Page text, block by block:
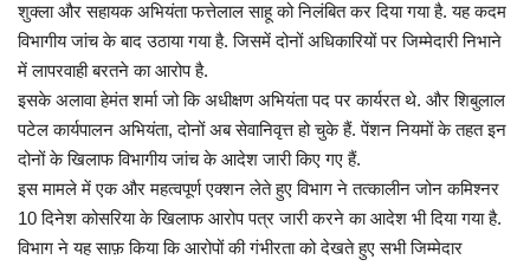
शुक्ला और सहायक अभियंता फत्तेलाल साहू को निलंबित कर दिया गया है. यह कदम
विभागीय जांच के बाद उठाया गया है. जिसमें दोनों अधिकारियों पर जिम्मेदारी निभाने
में लापरवाही बरतने का आरोप है.
इसके अलावा हेमंत शर्मा जो कि अधीक्षण अभियंता पद पर कार्यरत थे. और शिबुलाल
पटेल कार्यपालन अभियंता, दोनों अब सेवानिवृत्त हो चुके हैं. पेंशन नियमों के तहत इन
दोनों के खिलाफ विभागीय जांच के आदेश जारी किए गए हैं.
इस मामले में एक और महत्वपूर्ण एक्शन लेते हुए विभाग ने तत्कालीन जोन कमिश्नर
10 दिनेश कोसरिया के खिलाफ आरोप पत्र जारी करने का आदेश भी दिया गया है.
विभाग ने यह साफ़ किया कि आरोपों की गंभीरता को देखते हुए सभी जिम्मेदार